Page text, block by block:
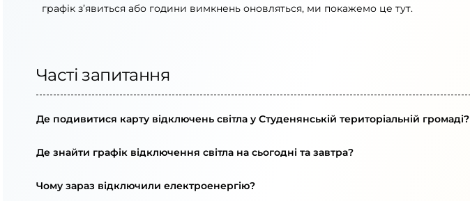
графік з’явиться або години вимкнень оновляться, ми покажемо це тут.
Часті запитання
Де подивитися карту відключень світла у Студенянській територіальній громаді?
Де знайти графік відключення світла на сьогодні та завтра?
Чому зараз відключили електроенергію?